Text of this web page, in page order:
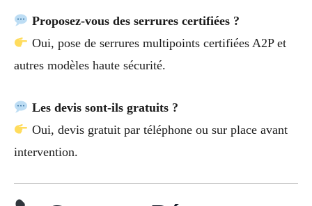
Proposez-vous des serrures certifiées ?
Oui, pose de serrures multipoints certifiées A2P et
autres modèles haute sécurité.
Les devis sont-ils gratuits ?
Oui, devis gratuit par téléphone ou sur place avant
intervention.